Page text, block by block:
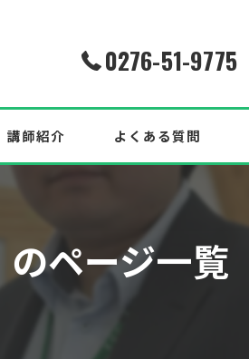
0276-51-9775
講師紹介 よくある質問
ページ一覧